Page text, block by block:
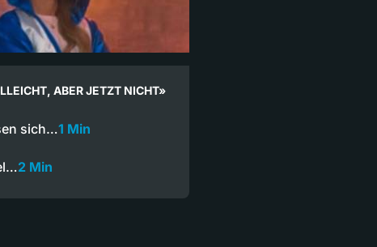
ABER JETZT NICHT»
sich…1 Min
2 Min